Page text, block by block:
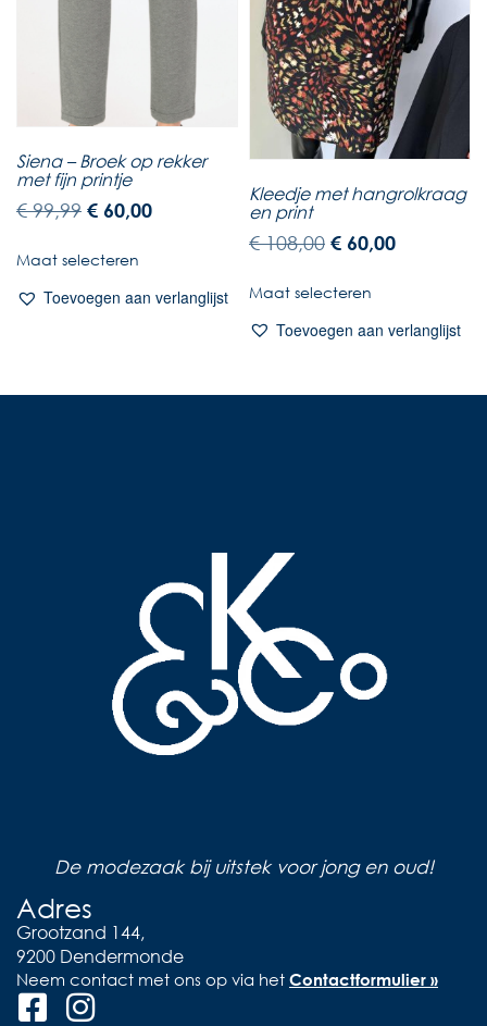
Siena – Broek op rekker
met fijn printje
€99,99 € 60,00
Maat selecteren
Toevoegen aan verlanglijst
Kleedje met hangrolkraag
en print
€108,00 € 60,00
Maat selecteren
Toevoegen aan verlanglijst
De modezaak bij uitstek voor jong en oud!
Adres
Grootzand 144,
9200 Dendermonde
Neem contact met ons op via het Contactformulier »